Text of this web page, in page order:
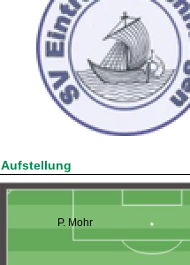
Aufstellung
P. Mohr